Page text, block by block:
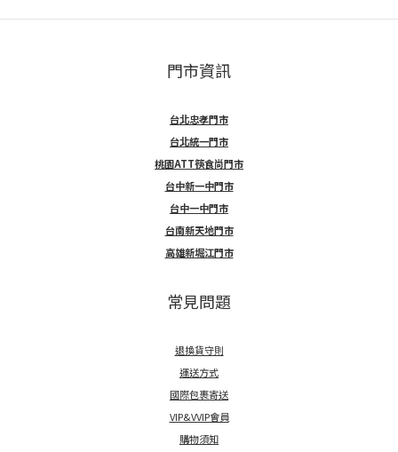
門市資訊
台北忠孝門市
台北統一門市
桃園ATT筷食尚門市
台中新一中門市
台中一中門市
台南新天地門市
高雄新堀江門市
常見問題
退換貨守則
運送方式
國際包裹寄送
VIP&VVIP會員
購物須知